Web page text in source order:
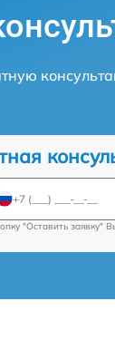
"Оставить заявку"